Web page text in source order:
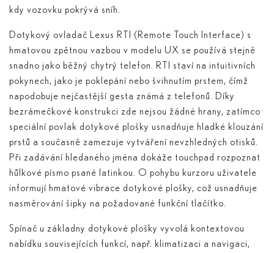
kdy vozovku pokrývá sníh.
Dotykový ovladač Lexus RTI (Remote Touch Interface) s
hmatovou zpětnou vazbou v modelu UX se používá stejně
snadno jako běžný chytrý telefon. RTI staví na intuitivních
pokynech, jako je poklepání nebo švihnutím prstem, čímž
napodobuje nejčastější gesta známá z telefonů. Díky
bezrámečkové konstrukci zde nejsou žádné hrany, zatímco
speciální povlak dotykové plošky usnadňuje hladké klouzání
prstů a současně zamezuje vytváření nevzhledných otisků.
Při zadávání hledaného jména dokáže touchpad rozpoznat
hůlkové písmo psané latinkou. O pohybu kurzoru uživatele
informují hmatové vibrace dotykové plošky, což usnadňuje
nasměrování šipky na požadované funkční tlačítko.
Spínač u základny dotykové plošky vyvolá kontextovou
nabídku souvisejících funkcí, např. klimatizaci a navigaci,